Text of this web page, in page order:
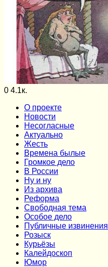
0 4.1к.
О проекте
Новости
Несогласные
Актуально
Жесть
Времена былые
Громкое дело
В России
Ну и ну
Из архива
Реформа
Cвободная тема
Особое дело
Публичные извинения
Розыск
Курьёзы
Калейдоскоп
Юмор